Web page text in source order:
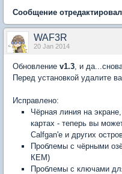
Сообщение
WAF3R
20 Jan 2014
Обновление v1.3, и
Перед установкой удалите
Исправлено:
Чёрная линия на
картах - теперь вы
Calfgan'е и других
Проблемы с чёрными
КЕМ)
Проблемы с ключами